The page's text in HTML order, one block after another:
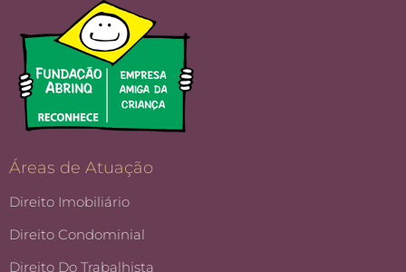
Áreas de Atuação
Direito Imobiliário
Direito Condominial
Direito Do Trabalhista